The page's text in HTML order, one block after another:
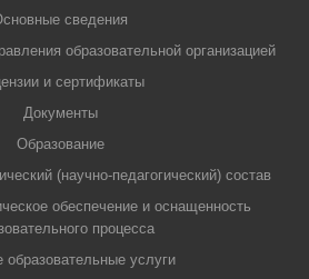
сведения
образовательной организацией
и сертификаты
Документы
Образование
(научно-педагогический) состав
обеспечение и оснащенность
процесса
образовательные услуги